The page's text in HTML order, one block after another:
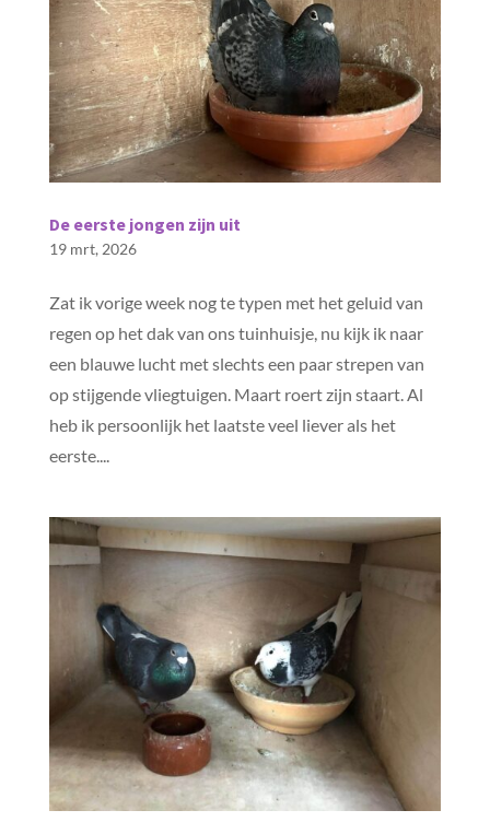
De eerste jongen zijn uit
19 mrt, 2026
Zat ik vorige week nog te typen met het geluid van
regen op het dak van ons tuinhuisje, nu kijk ik naar
een blauwe lucht met slechts een paar strepen van
op stijgende vliegtuigen. Maart roert zijn staart. Al
heb ik persoonlijk het laatste veel liever als het
eerste....